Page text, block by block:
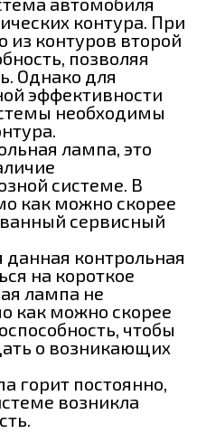
контура. При
из контуров второй
позволяя
Однако для
эффективности
необходимы
лампа, это
системе. В
как можно скорее
сервисный
данная контрольная
на короткое
лампа не
как можно скорее
чтобы
о возникающих
горит постоянно,
возникла